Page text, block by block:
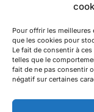
Pour offrir les
que les cookies pour
Le fait de consentir à
telles que le
fait de ne pas consentir
négatif sur certaines